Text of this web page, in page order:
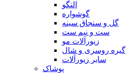
النگو
گوشواره
گل و سنجاق سینه
ست و نیم ست
زیورآلات مو
گیره روسری و شال
سایر زیورآلات
پوشاک